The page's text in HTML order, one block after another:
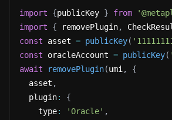
import {publicKey } from
import
{ removePlugin,
const asset = publicKey(
const oracleAccount = publicKey(
await
removePlugin(umi ,
{
  asset
,
  plugin
:
{
    type
: 'Oracle' ,